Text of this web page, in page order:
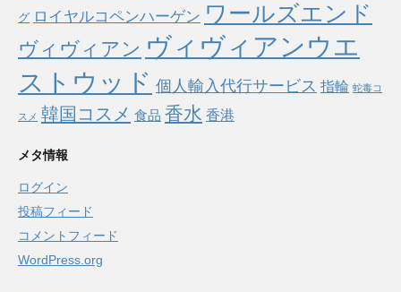
グ ロイヤルコペンハーゲン ワールズエンド
ヴィヴィアン ヴィヴィアンウエ
ストウッド 個人輸入代行サービス 指輪 蛇毒コ
スメ 韓国コスメ 食品 香水 香港
メタ情報
ログイン
投稿フィード
コメントフィード
WordPress.org